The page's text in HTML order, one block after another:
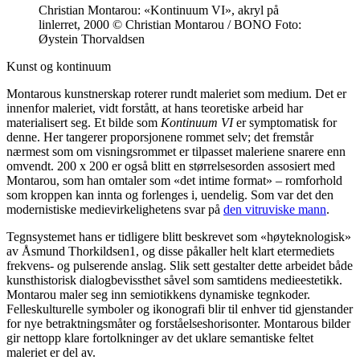
Christian Montarou: «Kontinuum VI», akryl på
linlerret, 2000 © Christian Montarou / BONO Foto:
Øystein Thorvaldsen
Kunst og kontinuum
Montarous kunstnerskap roterer rundt maleriet som medium. Det er
innenfor maleriet, vidt forstått, at hans teoretiske arbeid har
materialisert seg. Et bilde som Kontinuum VIer symptomatisk for
denne. Her tangerer proporsjonene rommet selv; det fremstår
nærmest som om visningsrommet er tilpasset maleriene snarere enn
omvendt. 200 x 200 er også blitt en størrelsesorden assosiert med
Montarou, som han omtaler som «det intime format» – romforhold
som kroppen kan innta og forlenges i, uendelig. Som var det den
modernistiske medievirkelighetens svar på den vitruviske mann.
Tegnsystemet hans er tidligere blitt beskrevet som «høyteknologisk»
av Åsmund Thorkildsen1, og disse påkaller helt klart etermediets
frekvens- og pulserende anslag. Slik sett gestalter dette arbeidet både
kunsthistorisk dialogbevissthet såvel som samtidens medieestetikk.
Montarou maler seg inn semiotikkens dynamiske tegnkoder.
Felleskulturelle symboler og ikonografi blir til enhver tid gjenstander
for nye betraktningsmåter og forståelseshorisonter. Montarous bilder
gir nettopp klare fortolkninger av det uklare semantiske feltet
maleriet er del av.